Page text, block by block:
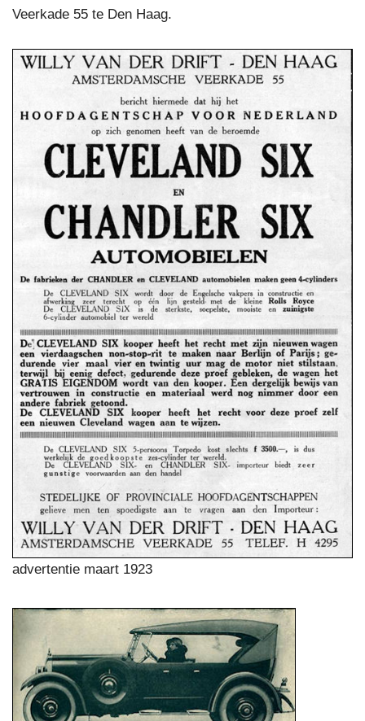
Veerkade 55 te Den Haag.
advertentie maart 1923